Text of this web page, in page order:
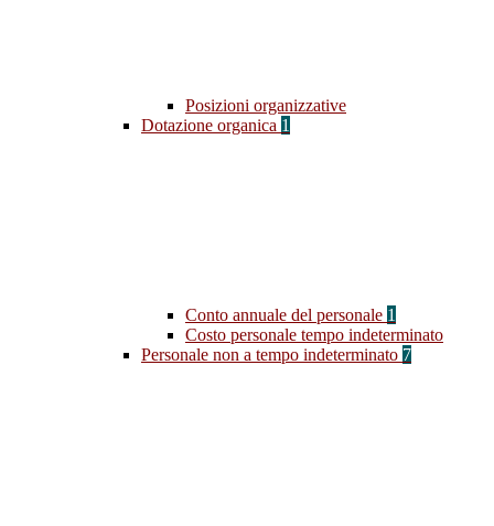
Posizioni organizzative
Dotazione organica 1
Conto annuale del personale 1
Costo personale tempo indeterminato
Personale non a tempo indeterminato 7